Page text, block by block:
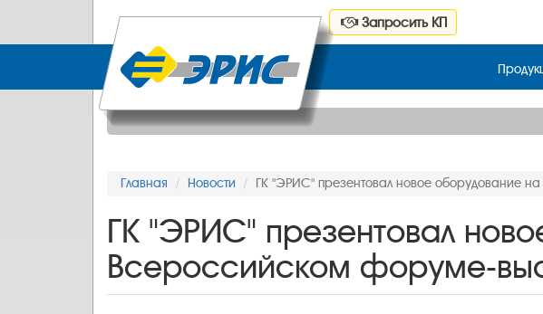
Запросить КП
Главная Новости ГК "ЭРИС" презентовал новое оборудование
ГК "ЭРИС" презентовал
Всероссийском форуме-